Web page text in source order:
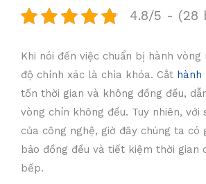
4.8/5 - (28
Khi nói đến việc chuẩn bị hành
độ chính xác là chìa khóa. Cắt hành
tốn thời gian và không đồng đều,
vòng chín không đều. Tuy nhiên,
của công nghệ, giờ đây chúng ta có
bảo đồng đều và tiết kiệm thời gian
bếp.